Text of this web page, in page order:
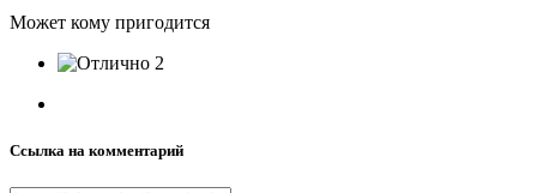
Может кому пригодится
2
Ссылка на комментарий